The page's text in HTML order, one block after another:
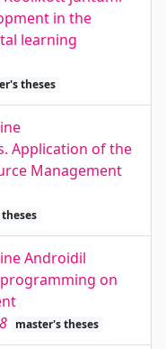
in the
learning
theses
Application of the
Management
Androidil
on
master's theses